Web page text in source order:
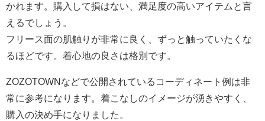
かれます。購入して損はない、満足度の高いアイテムと言
えるでしょう。
フリース面の肌触りが非常に良く、ずっと触っていたくな
るほどです。着心地の良さは格別です。
ZOZOTOWNなどで公開されているコーディネート例は非
常に参考になります。着こなしのイメージが湧きやすく、
購入の決め手になりました。